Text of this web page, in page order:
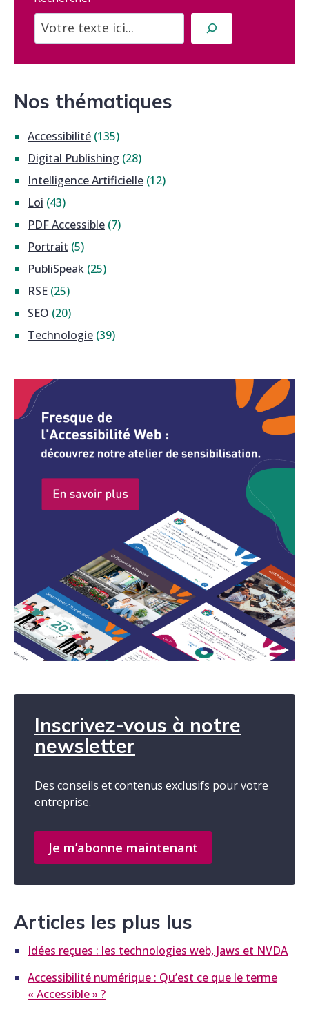
Nos thématiques
Accessibilité (135)
Digital Publishing (28)
Intelligence Artificielle (12)
Loi (43)
PDF Accessible (7)
Portrait (5)
PubliSpeak (25)
RSE (25)
SEO (20)
Technologie (39)
Inscrivez-vous à notre
newsletter
Des conseils et contenus exclusifs pour votre
entreprise.
Je m’abonne maintenant
Articles les plus lus
Idées reçues : les technologies web, Jaws et NVDA
Accessibilité numérique : Qu’est ce que le terme
« Accessible » ?